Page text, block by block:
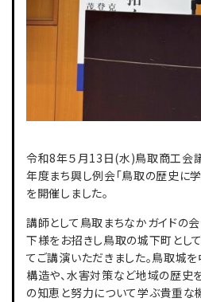
令和8年５月13日(水)鳥取商工会
年度まち興し例会「鳥取の歴史に
を開催しました。
講師として鳥取まちなかガイドの
下様をお招きし鳥取の城下町とし
てご講演いただきました。鳥取城
構造や、水害対策など地域の歴史
の知恵と努力について学ぶ貴重な